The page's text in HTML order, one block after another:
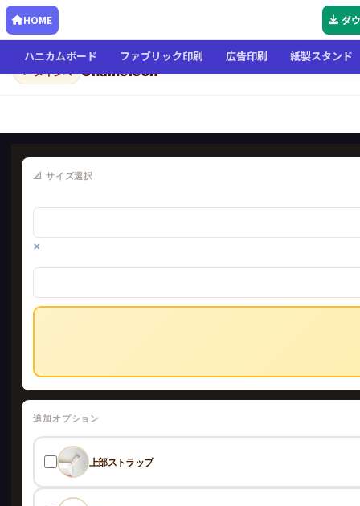
HOME ダ
ハニカムボード ファブリック印刷 広告印刷 紙製スタンド
← メインへ Chameleon
📐 サイズ選択
×
追加オプション
上部ストラップ